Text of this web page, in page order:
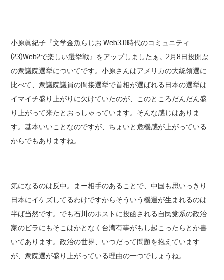
小原眞紀子『文学金魚らじお Web3.0時代のコミュニティ
(23)Web2で楽しい選挙戦』をアップしましたぁ。2月8日投開票
の衆議院選挙についてです。小原さんはアメリカの大統領選に
比べて、衆議院議員の間接選挙で首相が選ばれる日本の選挙は
イマイチ盛り上がりに欠けていたのが、このところだんだん盛
り上がって来たとおっしゃっています。そんな感じはありま
す。基本いいことなのですが、ちょいと危機感が上がっている
からでもありますね。
気になるのは反中。まー相手のあることで、中国も思いっきり
日本にイケズしてるわけですからそういう機運が生まれるのは
半ば当然です。でも石川のポストに投函される自民党系の政治
家のビラにもそこはかとなく台湾有事がもし起こったらとか書
いてあります。政治の世界、いつだって問題を抱えています
が、衆院選が盛り上がっている理由の一つでしょうね。